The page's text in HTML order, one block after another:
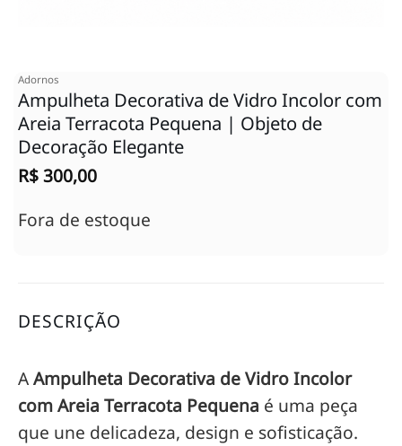
Adornos
Ampulheta Decorativa de Vidro Incolor com
Areia Terracota Pequena | Objeto de
Decoração Elegante
R$300,00
Fora de estoque
DESCRIÇÃO
AAmpulheta Decorativa de Vidro Incolor
com Areia Terracota Pequena é uma peça
que une delicadeza, design e sofisticação.